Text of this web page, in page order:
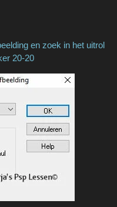
en zoek in het uitrol
20-20